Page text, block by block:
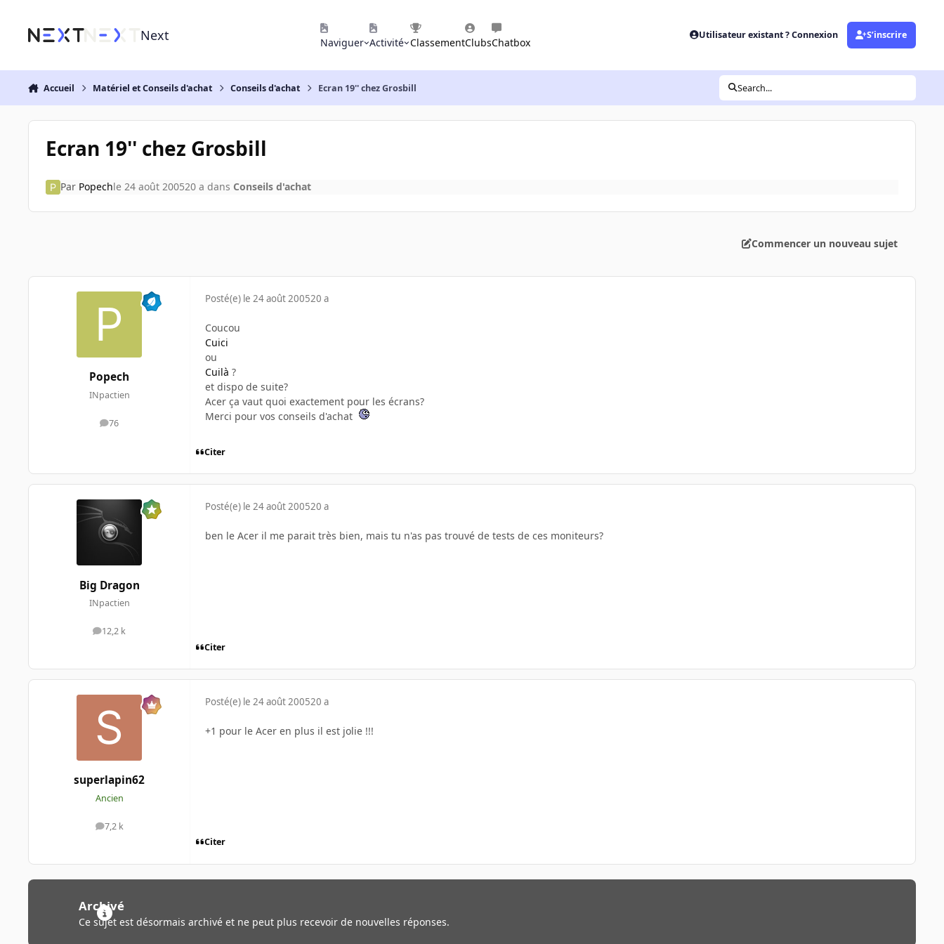
Next Naviguer Activité ClassementClubsChatbox
Utilisateur existant ? Connexion S’inscrire
Accueil Matériel et Conseils d'achat Conseils d'achat Ecran 19'' chez Grosbill Search...
Ecran 19'' chez Grosbill
Par Popechle 24 août 200520 a dans Conseils d'achat
Commencer un nouveau sujet
Popech
INpactien
76
messages
Posté(e) le 24 août 200520 a
Coucou
Cuici
ou
Cuilà ?
et dispo de suite?
Acer ça vaut quoi exactement pour les écrans?
Merci pour vos conseils d'achat
Citer
Big Dragon
INpactien
12,2 k
messages
Posté(e) le 24 août 200520 a
ben le Acer il me parait très bien, mais tu n'as pas trouvé de tests de ces moniteurs?
Citer
superlapin62
Ancien
7,2 k
messages
Posté(e) le 24 août 200520 a
+1 pour le Acer en plus il est jolie !!!
Citer
Archivé
Ce sujet est désormais archivé et ne peut plus recevoir de nouvelles réponses.